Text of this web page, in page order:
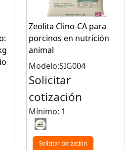
Zeolita Clino-CA para
porcinos en nutrición
animal
Modelo:SIG004
Solicitar
cotización
Mínimo: 1
Solicitar cotización